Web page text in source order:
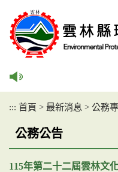
::: 首頁 > 最新消息 > 公務
公務公告
115年第二十二屆雲林文